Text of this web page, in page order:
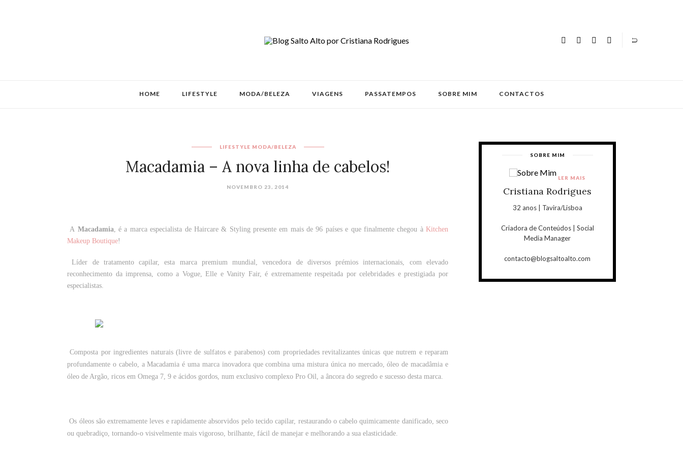
HOME LIFESTYLE MODA/BELEZA VIAGENS PASSATEMPOS SOBRE MIM CONTACTOS
LIFESTYLE MODA/BELEZA
Macadamia – A nova linha de cabelos!
NOVEMBRO 23, 2014
A Macadamia, é a marca especialista de Haircare & Styling presente em mais de 96 países e que finalmente chegou àKitchen
Makeup Boutique!
Líder de tratamento capilar, esta marca premium mundial, vencedora de diversos prémios internacionais, com elevado
reconhecimento da imprensa, como a Vogue, Elle e Vanity Fair, é extremamente respeitada por celebridades e prestigiada por
especialistas.
Composta por ingredientes naturais (livre de sulfatos e parabenos) com propriedades revitalizantes únicas que nutrem e reparam
profundamente o cabelo, a Macadamia é uma marca inovadora que combina uma mistura única no mercado, óleo de macadâmia e
óleo de Argão, ricos em Omega 7, 9 e ácidos gordos, num exclusivo complexo Pro Oil, a âncora do segredo e sucesso desta marca.
Os óleos são extremamente leves e rapidamente absorvidos pelo tecido capilar, restaurando o cabelo quimicamente danificado, seco
ou quebradiço, tornando-o visivelmente mais vigoroso, brilhante, fácil de manejar e melhorando a sua elasticidade.
SOBRE MIM
Cristiana Rodrigues
32 anos | Tavira/Lisboa
Criadora de Conteúdos | Social
Media Manager
contacto@blogsaltoalto.com
LER MAIS